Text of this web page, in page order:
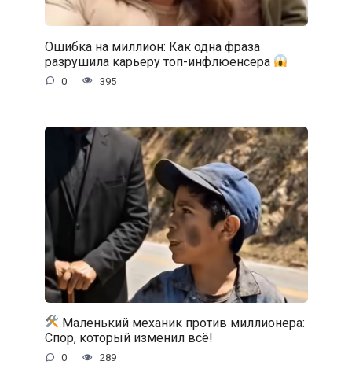
Ошибка на миллион: Как одна фраза
разрушила карьеру топ-инфлюенсера
0 395
Маленький механик против миллионера:
Спор, который изменил всё!
0 289